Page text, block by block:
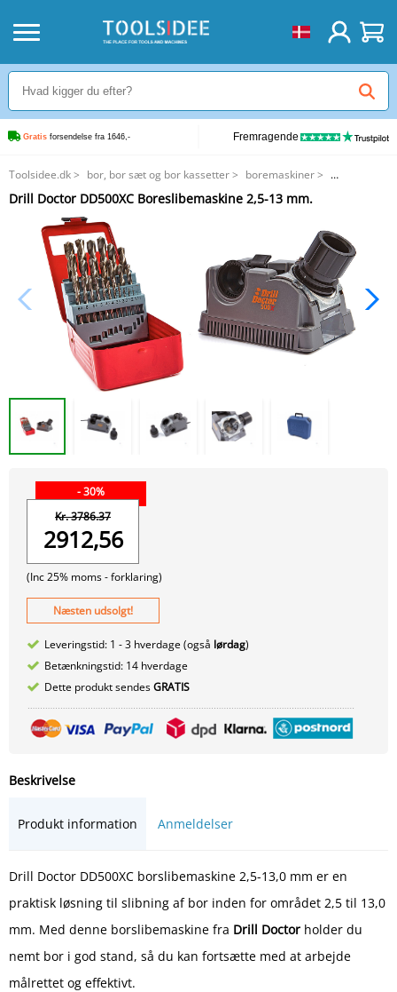
Gratis forsendelse fra 1646,- Fremragende
Toolsidee.dk> bor, bor sæt og bor kassetter> boremaskiner>
Drill Doctor DD500XC Boreslibemaskine 2,5-13 mm.
Drill Doctor DD500XC Boreslibemaskine 2,5-13 mm.
- 30%
Kr. 3786.37
2912,56
(Inc 25% moms -forklaring)
Næsten udsolgt!
Leveringstid: 1 - 3 hverdage (også lørdag)
Betænkningstid: 14 hverdage
Dette produkt sendesGRATIS
Beskrivelse
Produkt information Anmeldelser
Drill Doctor DD500XC borslibemaskine 2,5-13,0 mm er en
praktisk løsning til slibning af bor inden for området 2,5 til 13,0
mm. Med denne borslibemaskine fra Drill Doctor holder du
nemt bor i god stand, så du kan fortsætte med at arbejde
målrettet og effektivt.